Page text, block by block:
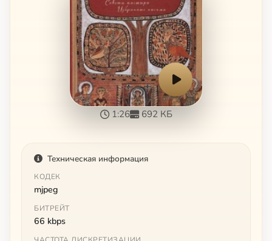
1:26 692 КБ
Техническая информация
КОДЕК
mjpeg
БИТРЕЙТ
66 kbps